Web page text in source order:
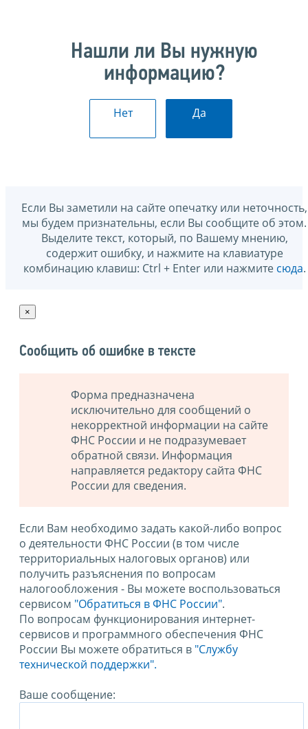
Нашли ли Вы нужную
информацию?
Нет Да
Если Вы заметили на сайте опечатку или неточность,
мы будем признательны, если Вы сообщите об этом.
Выделите текст, который, по Вашему мнению,
содержит ошибку, и нажмите на клавиатуре
комбинацию клавиш: Ctrl + Enter или нажмите сюда.
×
Сообщить об ошибке в тексте
Форма предназначена
исключительно для сообщений о
некорректной информации на сайте
ФНС России и не подразумевает
обратной связи. Информация
направляется редактору сайта ФНС
России для сведения.
Если Вам необходимо задать какой-либо вопрос
о деятельности ФНС России (в том числе
территориальных налоговых органов) или
получить разъяснения по вопросам
налогообложения - Вы можете воспользоваться
сервисом "Обратиться в ФНС России".
По вопросам функционирования интернет-
сервисов и программного обеспечения ФНС
России Вы можете обратиться в "Службу
технической поддержки".
Ваше сообщение: